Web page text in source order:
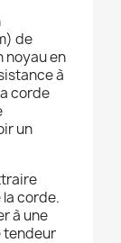
de
noyau en
à
corde
un
la corde.
à une
tendeur